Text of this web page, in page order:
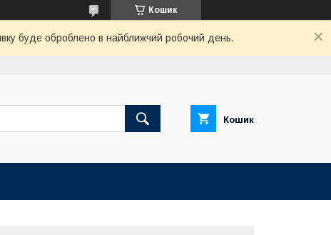
Кошик
буде оброблено в найближчий робочий день.
Кошик